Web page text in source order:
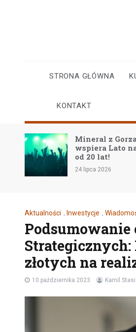
STRONA GŁÓWNA
KONTAKT
Mineral z
wspiera Lato
od 20 lat!
24 lipca 2026
Aktualności , Inwestycje ,
złotych na
10 października 2023 Kamil